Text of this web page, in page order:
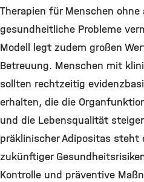
Therapien für Menschen ohne
gesundheitliche Probleme
Modell legt zudem großen
Betreuung. Menschen mit
sollten rechtzeitig
erhalten, die die
und die Lebensqualität
präklinischer Adipositas steht
zukünftiger
Kontrolle und präventive